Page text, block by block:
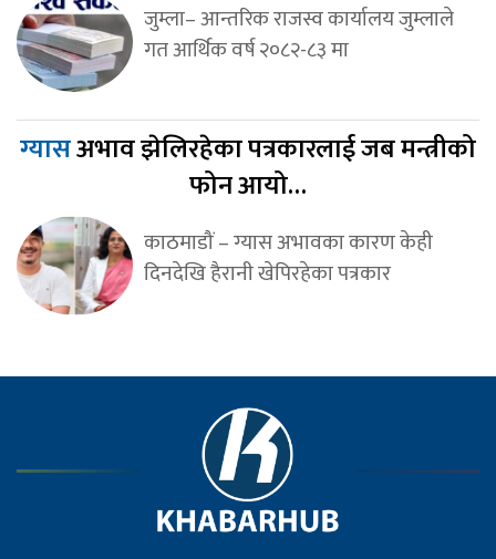
जुम्ला– आन्तरिक राजस्व कार्यालय जुम्लाले
गत आर्थिक वर्ष २०८२-८३ मा
ग्यासअभाव झेलिरहेका पत्रकारलाई जब मन्त्रीको
फोन आयो…
काठमाडौं – ग्यास अभावका कारण केही
दिनदेखि हैरानी खेपिरहेका पत्रकार